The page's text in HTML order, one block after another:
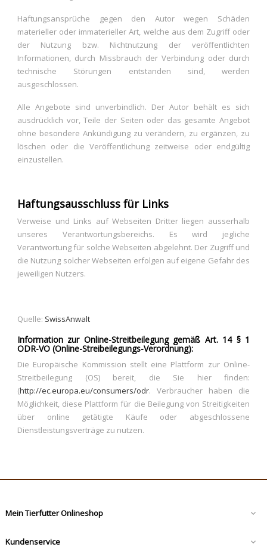
Haftungsansprüche gegen den Autor wegen Schäden
materieller oder immaterieller Art, welche aus dem Zugriff oder
der Nutzung bzw. Nichtnutzung der veröffentlichten
Informationen, durch Missbrauch der Verbindung oder durch
technische Störungen entstanden sind, werden
ausgeschlossen.
Alle Angebote sind unverbindlich. Der Autor behält es sich
ausdrücklich vor, Teile der Seiten oder das gesamte Angebot
ohne besondere Ankündigung zu verändern, zu ergänzen, zu
löschen oder die Veröffentlichung zeitweise oder endgültig
einzustellen.
Haftungsausschluss für Links
Verweise und Links auf Webseiten Dritter liegen ausserhalb
unseres Verantwortungsbereichs. Es wird jegliche
Verantwortung für solche Webseiten abgelehnt. Der Zugriff und
die Nutzung solcher Webseiten erfolgen auf eigene Gefahr des
jeweiligen Nutzers.
Quelle: SwissAnwalt
Information zur Online-Streitbeilegung gemäß Art. 14 § 1
ODR-VO (Online-Streibeilegungs-Verordnung):
Die Europäische Kommission stellt eine Plattform zur Online-
Streitbeilegung (OS) bereit, die Sie hier finden:
(http://ec.europa.eu/consumers/odr. Verbraucher haben die
Möglichkeit, diese Plattform für die Beilegung von Streitigkeiten
über online getätigte Käufe oder abgeschlossene
Dienstleistungsverträge zu nutzen.
Mein Tierfutter Onlineshop 
Kundenservice 